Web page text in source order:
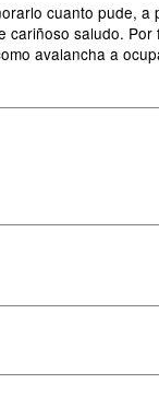
cuanto pude,
saludo.
avalancha a